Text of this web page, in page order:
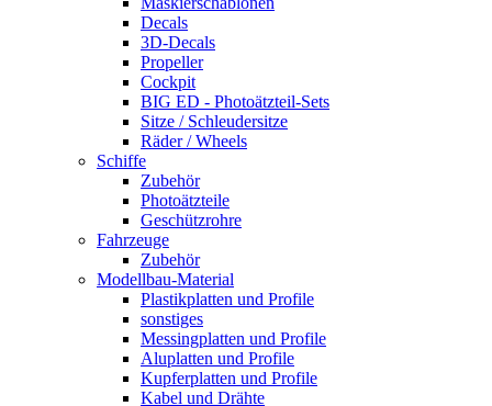
Decals
3D-Decals
Propeller
Cockpit
BIG ED - Photoätzteil-Sets
Sitze / Schleudersitze
Räder / Wheels
Schiffe
Zubehör
Photoätzteile
Geschützrohre
Fahrzeuge
Zubehör
Modellbau-Material
Plastikplatten und Profile
sonstiges
Messingplatten und Profile
Aluplatten und Profile
Kupferplatten und Profile
Kabel und Drähte